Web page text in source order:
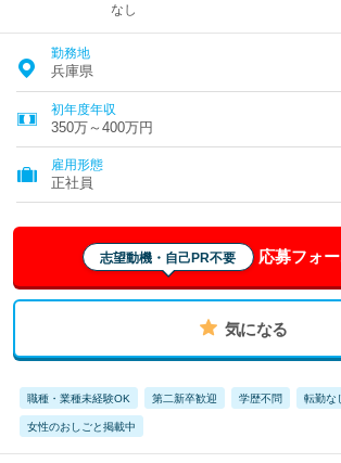
なし
勤務地
兵庫県
初年度年収
350万～400万円
雇用形態
正社員
志望動機・自己PR不要 応募フォ
気になる
職種・業種未経験OK 第二新卒歓迎 学歴不問 転勤なし
女性のおしごと掲載中